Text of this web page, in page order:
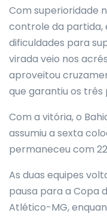
Com superioridade
controle da partida,
dificuldades para
virada veio nos
aproveitou
que garantiu os três
Com a vitória, o
assumiu a sexta
permaneceu com
As duas equipes
pausa para a Copa
Atlético-MG,